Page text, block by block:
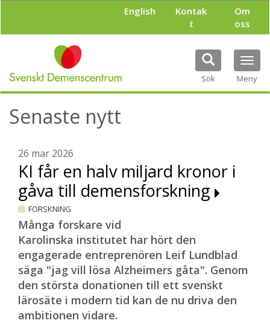
l
English
Kontak
t
Om
oss
Sök Meny
Senaste nytt
26 mar 2026
KI får en halv miljard kronor i
gåva till demensforskning
FORSKNING
Många forskare vid
Karolinska institutet har hört den
engagerade entreprenören Leif Lundblad
säga "jag vill lösa Alzheimers gåta". Genom
den största donationen till ett svenskt
lärosäte i modern tid kan de nu driva den
ambitionen vidare.